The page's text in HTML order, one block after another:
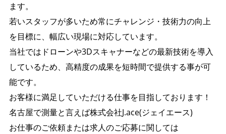
ます。
若いスタッフが多いため常にチャレンジ・技術力の向上
を目標に、幅広い現場に対応しています。
当社ではドローンや3Dスキャナーなどの最新技術を導入
しているため、高精度の成果を短時間で提供する事が可
能です。
お客様に満足していただける仕事を目指しております！
名古屋で測量と言えば株式会社J.ace(ジェイエース)
お仕事のご依頼または求人のご応募に関しては